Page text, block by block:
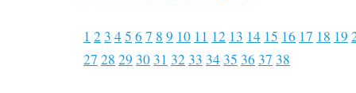
1 2 3 45 6 7 8 9 10 11 12 13 14 15 16 17 18 19
27 28 29 30 31 32 33 34 35 36 37 38